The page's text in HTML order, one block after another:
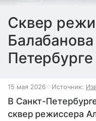
Сквер
15 мая 2026 Источник:
В Санкт-
сквер режиссера